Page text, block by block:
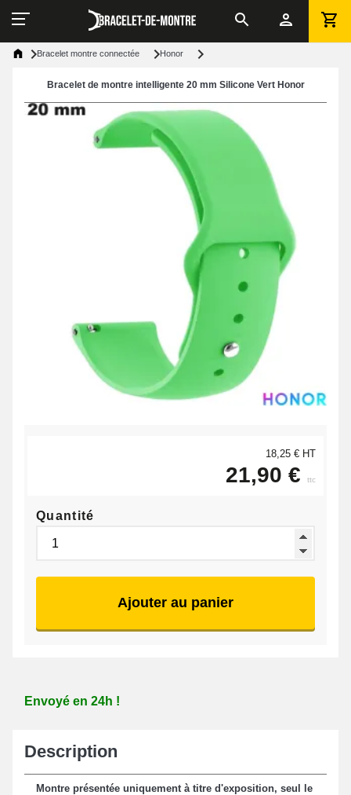
Bracelet montre connectée Honor
Bracelet de montre intelligente 20 mm Silicone Vert Honor
18,25 € HT
21,90 € ttc
Quantité
Ajouter au panier
Envoyé en 24h !
Description
Montre présentée uniquement à titre d'exposition, seul le